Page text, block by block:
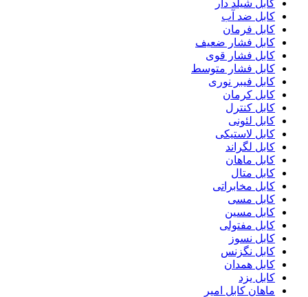
کابل شیلد دار
کابل ضد آب
کابل فرمان
کابل فشار ضعیف
کابل فشار قوی
کابل فشار متوسط
کابل فیبر نوری
کابل کرمان
کابل کنترل
کابل لئونی
کابل لاستیکی
کابل لگراند
کابل ماهان
کابل متال
کابل مخابراتی
کابل مسی
کابل مسین
کابل مفتولی
کابل نسوز
کابل نگزنس
کابل همدان
کابل یزد
ماهان کابل امیر